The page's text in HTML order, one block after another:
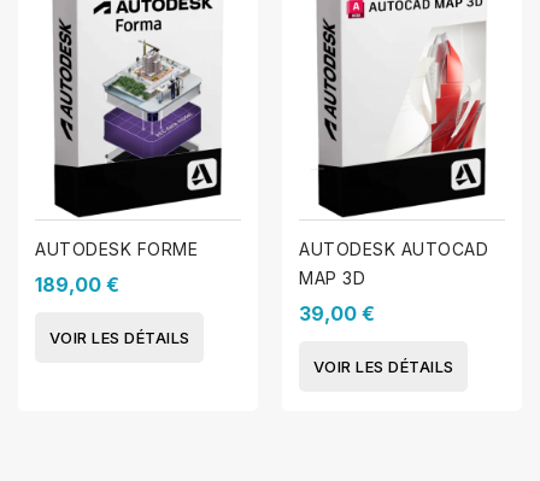
AUTODESK FORME
189,00 €
VOIR LES DÉTAILS
AUTODESK AUTOCAD
MAP 3D
39,00 €
VOIR LES DÉTAILS